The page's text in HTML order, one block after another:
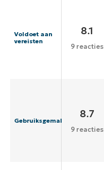
Voldoet aan
vereisten
8.1
9 reacties
Gebruiksgemak
8.7
9 reacties